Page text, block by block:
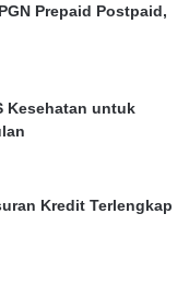
Prepaid Postpaid,
Kesehatan untuk
Kredit Terlengkap